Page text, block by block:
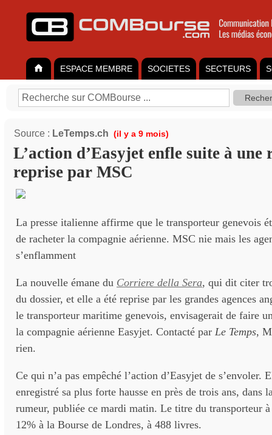
ESPACE MEMBRE SOCIETES SECTEURS
Source : LeTemps.ch (il y a 9 mois)
L’action d’Easyjet enfle suite à une
reprise par MSC
La presse italienne affirme que le transporteur genevois
de racheter la compagnie aérienne. MSC nie mais les
s’enflamment
La nouvelle émane du Corriere della Sera, qui dit citer
du dossier, et elle a été reprise par les grandes agences
le transporteur maritime genevois, envisagerait de faire
la compagnie aérienne Easyjet. Contacté par Le Temps,
rien.
Ce qui n’a pas empêché l’action d’Easyjet de s’envoler.
enregistré sa plus forte hausse en près de trois ans, dans
rumeur, publiée ce mardi matin. Le titre du transporteur
12% à la Bourse de Londres, à 488 livres.